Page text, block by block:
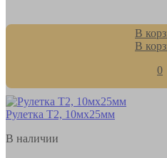
В
В
0
Рулетка Т2, 10мх25мм
В наличии